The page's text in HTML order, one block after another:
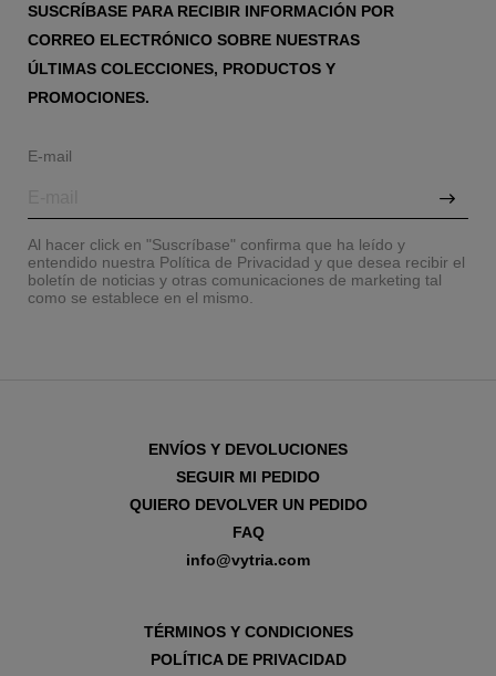
SUSCRÍBASE PARA RECIBIR INFORMACIÓN POR
CORREO ELECTRÓNICO SOBRE NUESTRAS
ÚLTIMAS COLECCIONES, PRODUCTOS Y
PROMOCIONES.
E-mail
Al hacer click en "Suscríbase" confirma que ha leído y
entendido nuestra Política de Privacidad y que desea recibir el
boletín de noticias y otras comunicaciones de marketing tal
como se establece en el mismo.
ENVÍOS Y DEVOLUCIONES
SEGUIR MI PEDIDO
QUIERO DEVOLVER UN PEDIDO
FAQ
info@vytria.com
TÉRMINOS Y CONDICIONES
POLÍTICA DE PRIVACIDAD